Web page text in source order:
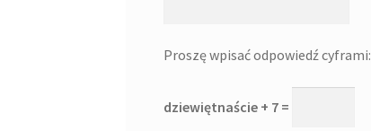
Proszę wpisać odpowiedź cyframi:
dziewiętnaście + 7 =